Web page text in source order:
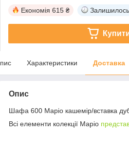
Економія 615 ₴ Залишилось
Характеристики Доставка
Опис
Шафа 600 Маріо кашемір/вставка
Всі елементи колекції Маріо